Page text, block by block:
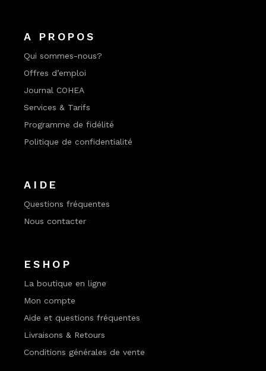
A PROPOS
Qui sommes-nous?
Offres d’emploi
Journal COHEA
Services & Tarifs
Programme de fidélité
Politique de confidentialité
AIDE
Questions fréquentes
Nous contacter
ESHOP
La boutique en ligne
Mon compte
Aide et questions fréquentes
Livraisons & Retours
Conditions générales de vente